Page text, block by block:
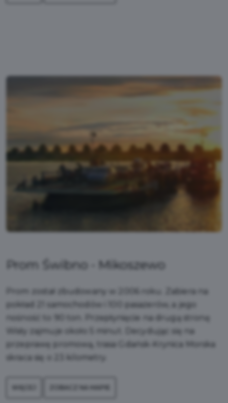
Prom Świbno - Mikoszewo
Prom został zbudowany w 2006 roku. Zabiera na
pokład 21 samochodów i 100 pasażerów, a jego
nośność to 90 ton. Przepłynięcie na drugą stronę
Wisły zajmuje około 5 minut. Decydując się na
przeprawę promową, trasa Gdańsk-Krynica Morska
skraca się o 23 kilometry.